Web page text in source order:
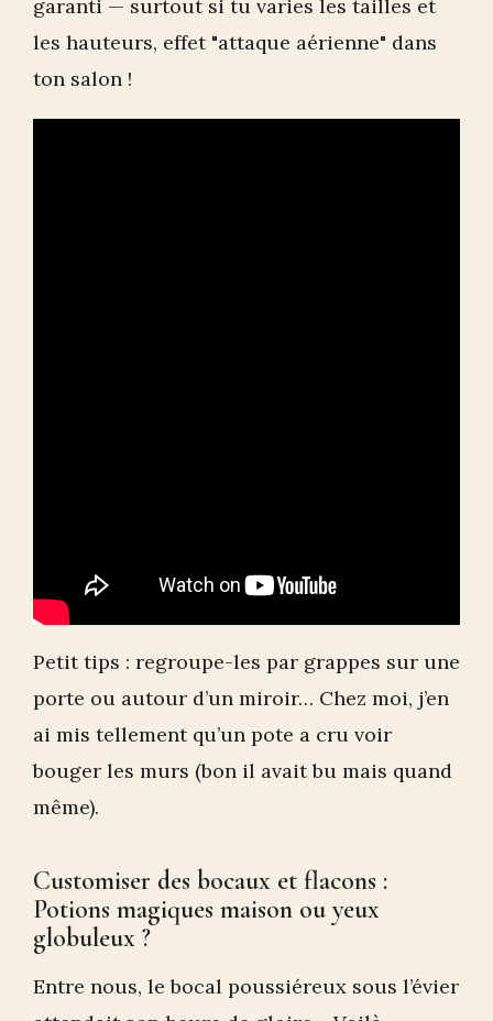
garanti — surtout si tu varies les tailles et
les hauteurs, effet "attaque aérienne" dans
ton salon !
Petit tips : regroupe-les par grappes sur une
porte ou autour d’un miroir… Chez moi, j’en
ai mis tellement qu’un pote a cru voir
bouger les murs (bon il avait bu mais quand
même).
Customiser des bocaux et flacons :
Potions magiques maison ou yeux
globuleux ?
Entre nous, le bocal poussiéreux sous l’évier